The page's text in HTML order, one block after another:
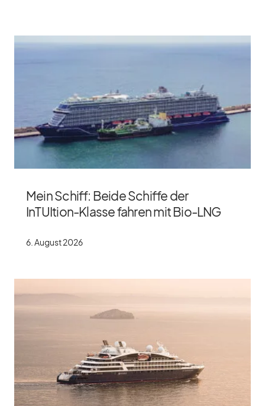
Mein Schiff: Beide Schiffe der
InTUItion-Klasse fahren mit Bio-LNG
6. Au­gust 2026